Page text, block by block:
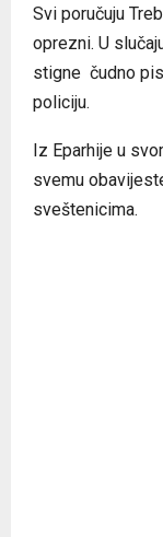
Svi poručuju
oprezni. U
stigne čudno
policiju.
Iz Eparhije u
svemu
sveštenicima.